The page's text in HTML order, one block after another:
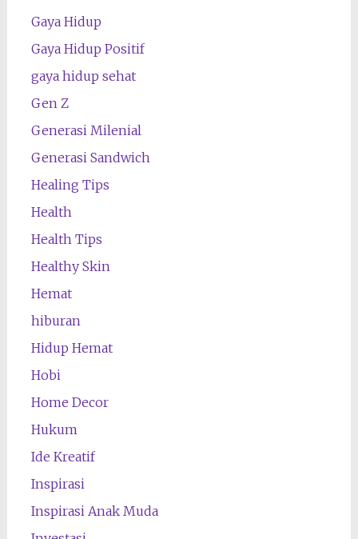
Gaya Hidup
Gaya Hidup Positif
gaya hidup sehat
Gen Z
Generasi Milenial
Generasi Sandwich
Healing Tips
Health
Health Tips
Healthy Skin
Hemat
hiburan
Hidup Hemat
Hobi
Home Decor
Hukum
Ide Kreatif
Inspirasi
Inspirasi Anak Muda